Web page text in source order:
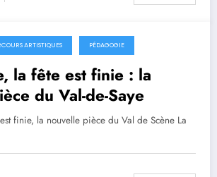
ARTISTIQUES PÉDAGOGIE
la fête est finie : la
du Val-de-Saye
finie, la nouvelle pièce du Val de Scène La